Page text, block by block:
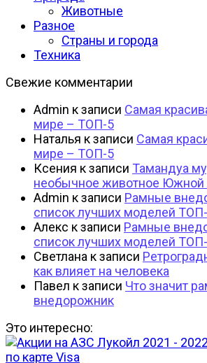
Животные
Разное
Страны и города
Техника
Свежие комментарии
Admin к записи Самая
мире – ТОП-5
Наталья к записи Самая
мире – ТОП-5
Ксения к записи Тамандуа
необычное животное Южной
Admin к записи Рамные
список лучших моделей
Алекс к записи Рамные
список лучших моделей
Светлана к записи
как влияет на человека
Павел к записи Что значит
внедорожник
Это интересно: